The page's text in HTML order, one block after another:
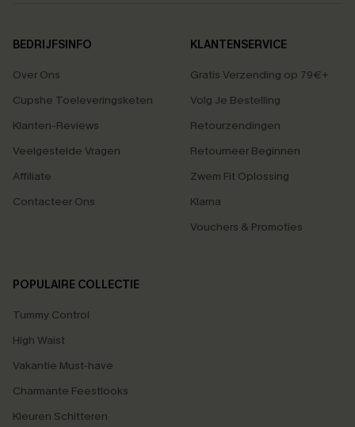
BEDRIJFSINFO
Over Ons
Cupshe Toeleveringsketen
Klanten-Reviews
Veelgestelde Vragen
Affiliate
Contacteer Ons
KLANTENSERVICE
Gratis Verzending op 79€+
Volg Je Bestelling
Retourzendingen
Retourneer Beginnen
Zwem Fit Oplossing
Klarna
Vouchers & Promoties
POPULAIRE COLLECTIE
Tummy Control
High Waist
Vakantie Must-have
Charmante Feestlooks
Kleuren Schitteren